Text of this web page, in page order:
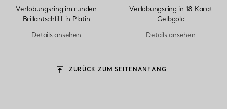
Verlobungsring im runden
Brillantschliff in Platin
Details ansehen
Verlobungsring in 18 Karat
Gelbgold
Details ansehen
ZURÜCK ZUM SEITENANFANG